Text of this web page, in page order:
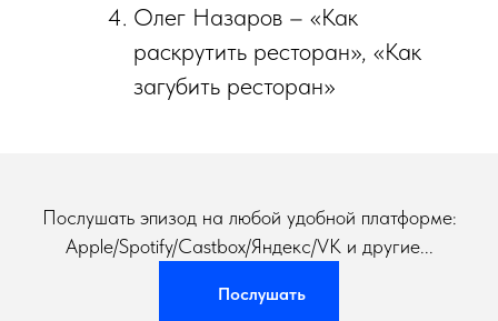
Олег Назаров – «Как
раскрутить ресторан», «Как
загубить ресторан»
Послушать эпизод на любой удобной платформе:
Apple/Spotify/Castbox/Яндекс/VK и другие...
Послушать